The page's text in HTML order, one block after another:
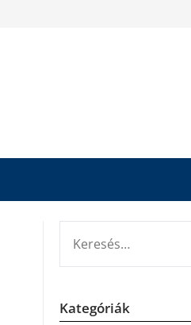
Kategóriák